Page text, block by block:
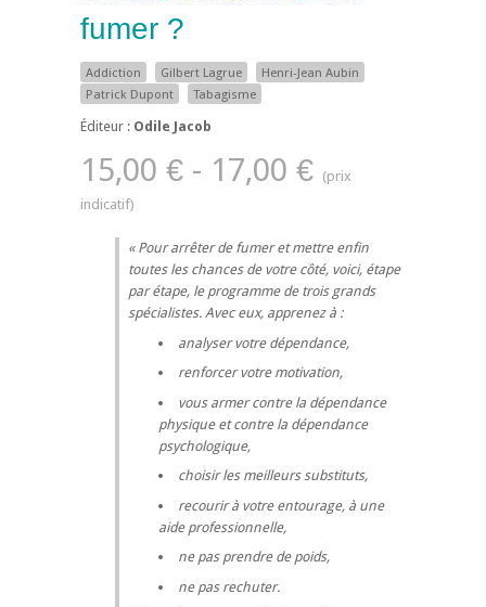
fumer ?
Addiction Gilbert Lagrue
Henri-Jean Aubin
Patrick Dupont
Tabagisme
Éditeur : Odile Jacob
15,00 € - 17,00 €
Pour arrêter de fumer et mettre enfin
toutes les chances de votre côté, voici, étape
par étape, le programme de trois grands
spécialistes. Avec eux, apprenez à :
analyser votre dépendance,
renforcer votre motivation,
vous armer contre la dépendance
physique et contre la dépendance
psychologique,
choisir les meilleurs substituts,
recourir à votre entourage, à une
aide professionnelle,
ne pas prendre de poids,
ne pas rechuter.